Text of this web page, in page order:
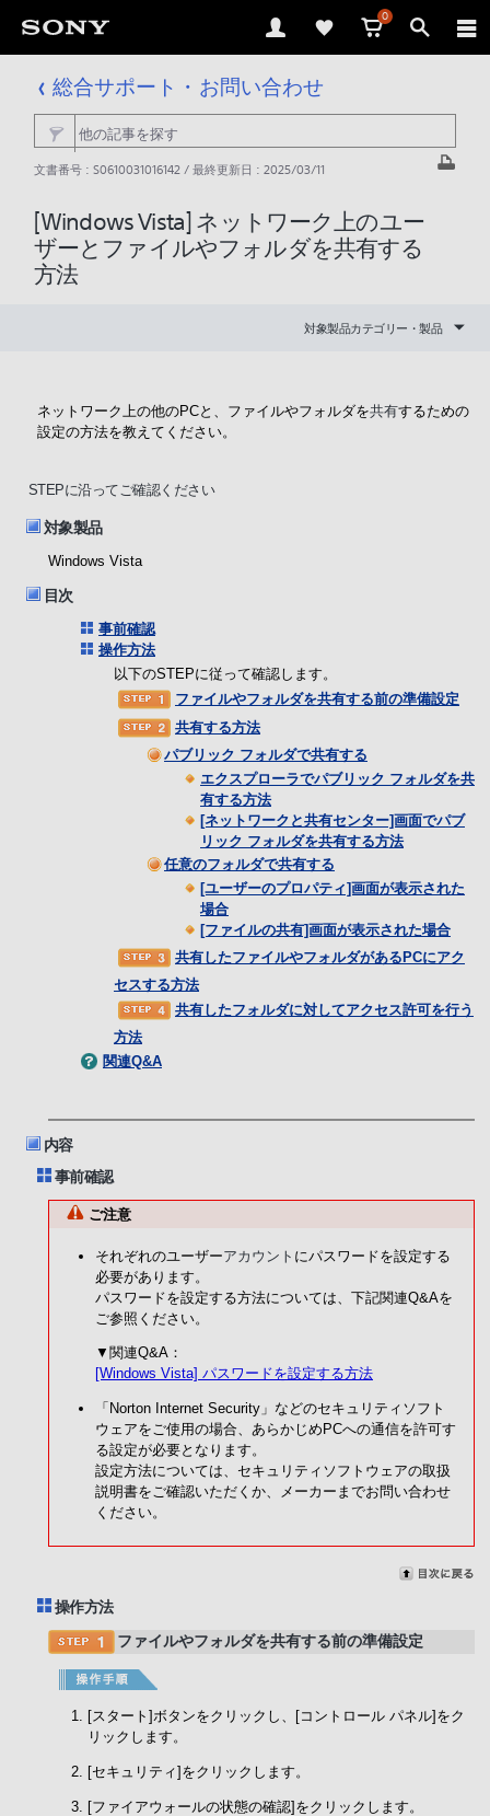
0
総合サポート・お問い合わせ
文書番号 : S0610031016142 / 最終更新日 : 2025/03/11
[Windows Vista] ネットワーク上のユー
ザーとファイルやフォルダを共有する
方法
対象製品カテゴリー・製品
ネットワーク上の他のPCと、ファイルやフォルダを共有するための
設定の方法を教えてください。
STEPに沿ってご確認ください
対象製品
Windows Vista
目次
事前確認
操作方法
以下のSTEPに従って確認します。
ファイルやフォルダを共有する前の準備設定
共有する方法
パブリック フォルダで共有する
エクスプローラでパブリック フォルダを共
有する方法
[ネットワークと共有センター]画面でパブ
リック フォルダを共有する方法
任意のフォルダで共有する
[ユーザーのプロパティ]画面が表示された
場合
[ファイルの共有]画面が表示された場合
共有したファイルやフォルダがあるPCにアク
セスする方法
共有したフォルダに対してアクセス許可を行う
方法
関連Q&A
内容
事前確認
ご注意
それぞれのユーザーアカウント にパスワードを設定する
必要があります。
パスワードを設定する方法については、下記関連Q&Aを
ご参照ください。
▼関連Q&A：
[Windows Vista] パスワードを設定する方法
「Norton Internet Security」などのセキュリティソフト
ウェアをご使用の場合、あらかじめPCへの通信を許可す
る設定が必要となります。
設定方法については、セキュリティソフトウェアの取扱
説明書をご確認いただくか、メーカーまでお問い合わせ
ください。
操作方法
ファイルやフォルダを共有する前の準備設定
[スタート]ボタンをクリックし、[コントロール パネル]をク
リックします。
[セキュリティ]をクリックします。
[ファイアウォールの状態の確認]をクリックします。